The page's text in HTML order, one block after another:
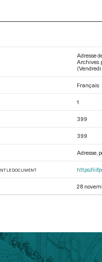
Adresse
Archives
(Vendredi
Français
1
399
399
Adresse,
LE DOCUMENT https://
28